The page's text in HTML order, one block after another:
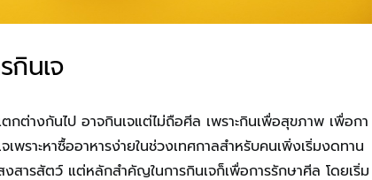
กินเจ
กต่างกันไป อาจกินเจแต่ไม่ถือศีล เพราะกินเพื่อสุขภาพ เพื่อกา
พราะหาซื้ออาหารง่ายในช่วงเทศกาลสำหรับคนเพิ่งเริ่มงดทาน
งสารสัตว์ แต่หลักสำคัญในการกินเจก็เพื่อการรักษาศีล โดยเริ่ม